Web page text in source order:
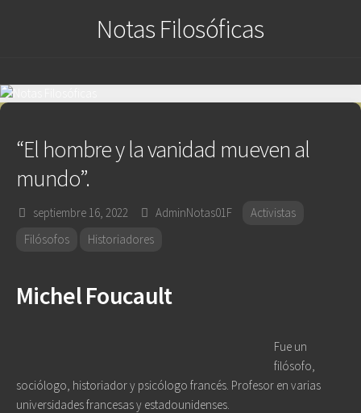
Notas Filosóficas
“El hombre y la vanidad mueven al
mundo”.
septiembre 16, 2022 AdminNotas01F
Activistas
Filósofos
Historiadores
Michel Foucault
Fue un
filósofo,
sociólogo, historiador y psicólogo francés. Profesor en varias
universidades francesas y estadounidenses.